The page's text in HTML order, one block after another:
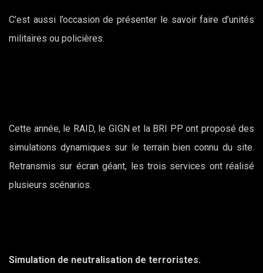
C’est aussi l’occasion de présenter le savoir faire d’unités
militaires ou policières.
Cette année, le RAID, le GIGN et la BRI PP ont proposé des
simulations dynamiques sur le terrain bien connu du site.
Retransmis sur écran géant, les trois services ont réalisé
plusieurs scénarios.
Simulation de neutralisation de terroristes.